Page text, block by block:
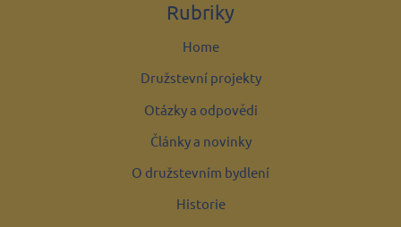
Rubriky
Home
Družstevní projekty
Otázky a odpovědi
Články a novinky
O družstevním bydlení
Historie